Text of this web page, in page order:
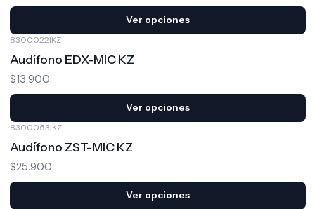
Ver opciones
8300022|KZ
Audífono EDX-MIC KZ
$13.900
Ver opciones
8300053|KZ
Audífono ZST-MIC KZ
$25.900
Ver opciones